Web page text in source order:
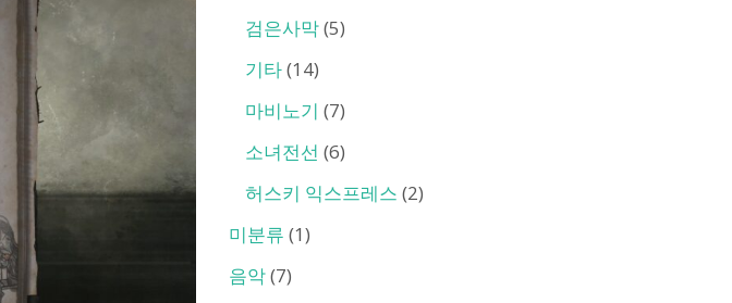
검은사막(5)
기타(14)
마비노기 (7)
소녀전선 (6)
허스키 익스프레스 (2)
미분류 (1)
음악(7)